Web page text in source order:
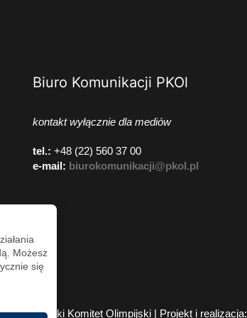
Biuro Komunikacji PKOl
kontakt wyłącznie dla mediów
tel.: +48 (22) 560 37 00
e-mail: biurokomunikacji@pkol.pl
2026 Polski Komitet Olimpijski | Projekt i realizacja:
Możesz
się